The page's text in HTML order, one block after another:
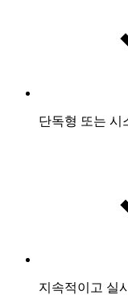
단독형 또는 시
지속적이고 실